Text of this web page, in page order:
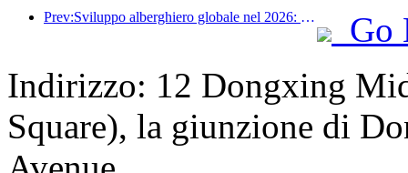
Prev:Sviluppo alberghiero globale nel 2026: Shanghai al primo posto per l'aggiunta di nuove camere
Go
Indirizzo: 12 Dongxing
Square), la giunzione di